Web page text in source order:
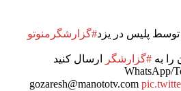
پلیس در یزد#گزارشگرمنوتو
به #گزارشگر
ارسال کنید⁣
WhatsApp/
gozaresh@manototv.com